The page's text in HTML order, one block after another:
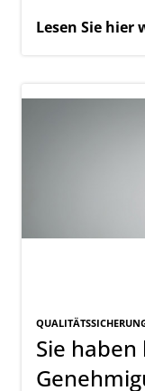
Lesen Sie hier
Sie